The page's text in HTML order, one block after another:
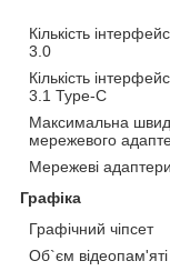
Кількість
3.0
Кількість
3.1 Type-C
Максимальна
мережевого
Мережеві адаптери
Графіка
Графічний чіпсет
Об`єм відеопам'яті